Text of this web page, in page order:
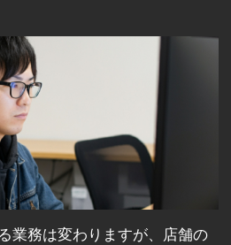
業務は変わりますが、店舗の